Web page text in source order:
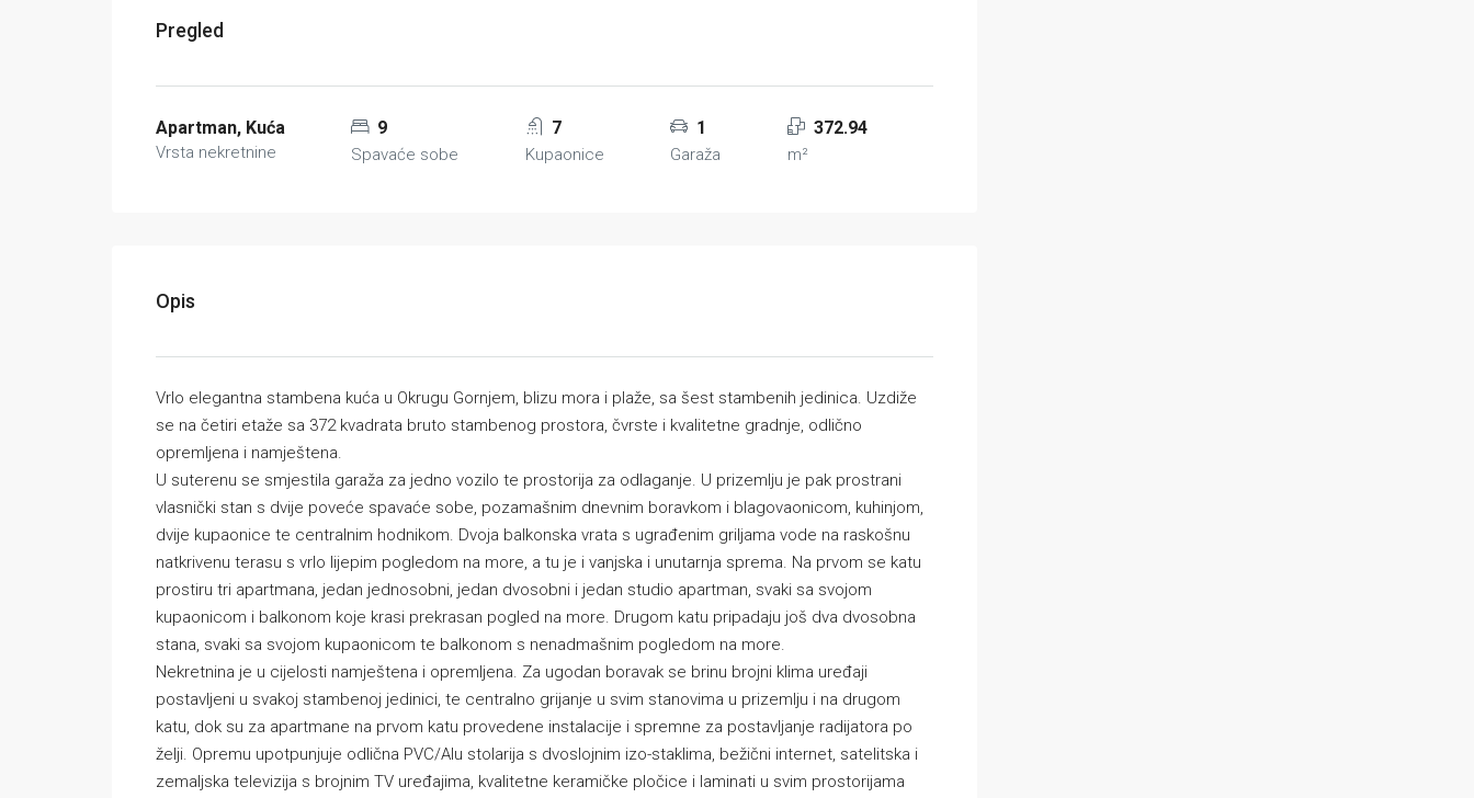
Pregled
Apartman, Kuća
Vrsta nekretnine
9
Spavaće sobe
7
Kupaonice
1
Garaža
372.94
m²
Opis
Vrlo elegantna stambena kuća u Okrugu Gornjem, blizu mora i plaže, sa šest stambenih jedinica. Uzdiže
se na četiri etaže sa 372 kvadrata bruto stambenog prostora, čvrste i kvalitetne gradnje, odlično
opremljena i namještena.
U suterenu se smjestila garaža za jedno vozilo te prostorija za odlaganje. U prizemlju je pak prostrani
vlasnički stan s dvije poveće spavaće sobe, pozamašnim dnevnim boravkom i blagovaonicom, kuhinjom,
dvije kupaonice te centralnim hodnikom. Dvoja balkonska vrata s ugrađenim griljama vode na raskošnu
natkrivenu terasu s vrlo lijepim pogledom na more, a tu je i vanjska i unutarnja sprema. Na prvom se katu
prostiru tri apartmana, jedan jednosobni, jedan dvosobni i jedan studio apartman, svaki sa svojom
kupaonicom i balkonom koje krasi prekrasan pogled na more. Drugom katu pripadaju još dva dvosobna
stana, svaki sa svojom kupaonicom te balkonom s nenadmašnim pogledom na more.
Nekretnina je u cijelosti namještena i opremljena. Za ugodan boravak se brinu brojni klima uređaji
postavljeni u svakoj stambenoj jedinici, te centralno grijanje u svim stanovima u prizemlju i na drugom
katu, dok su za apartmane na prvom katu provedene instalacije i spremne za postavljanje radijatora po
želji. Opremu upotpunjuje odlična PVC/Alu stolarija s dvoslojnim izo-staklima, bežični internet, satelitska i
zemaljska televizija s brojnim TV uređajima, kvalitetne keramičke pločice i laminati u svim prostorijama